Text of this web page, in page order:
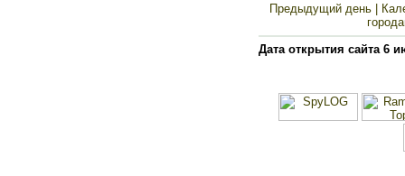
Предыдущий день
|
Дата открытия сайта 6